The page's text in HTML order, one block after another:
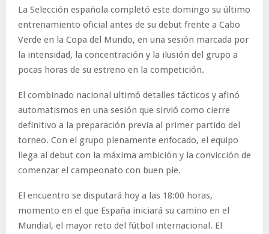
La Selección española completó este domingo su último
entrenamiento oficial antes de su debut frente a Cabo
Verde en la Copa del Mundo, en una sesión marcada por
la intensidad, la concentración y la ilusión del grupo a
pocas horas de su estreno en la competición.
El combinado nacional ultimó detalles tácticos y afinó
automatismos en una sesión que sirvió como cierre
definitivo a la preparación previa al primer partido del
torneo. Con el grupo plenamente enfocado, el equipo
llega al debut con la máxima ambición y la convicción de
comenzar el campeonato con buen pie.
El encuentro se disputará hoy a las 18:00 horas,
momento en el que España iniciará su camino en el
Mundial, el mayor reto del fútbol internacional. El